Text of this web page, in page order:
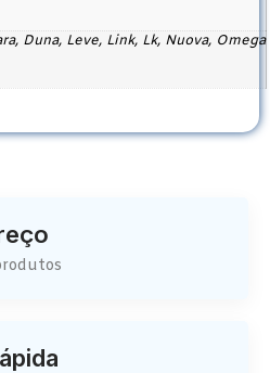
Duna, Leve, Link, Lk, Nuova, Omega